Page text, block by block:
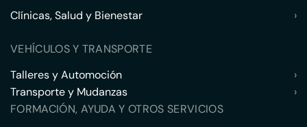
Clínicas, Salud y Bienestar
›
VEHÍCULOS Y TRANSPORTE
Talleres y Automoción
›
Transporte y Mudanzas
›
FORMACIÓN, AYUDA Y OTROS SERVICIOS